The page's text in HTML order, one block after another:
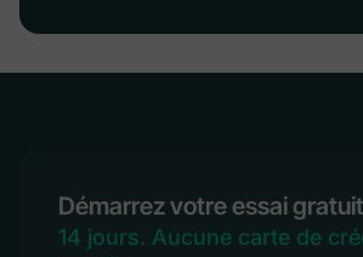
Démarrez votre essai gratuit
14 jours. Aucune carte de